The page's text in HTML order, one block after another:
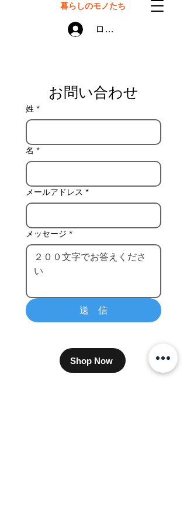
ログイン
暮らしのモノたち
お問い合わせ
姓 *
名 *
メールアドレス *
メッセージ *
送 信
Shop Now